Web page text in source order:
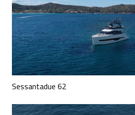
Sessantadue 62